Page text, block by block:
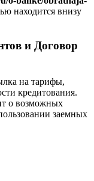
находится внизу
и Договор
на тарифы,
кредитования.
о возможных
заемных